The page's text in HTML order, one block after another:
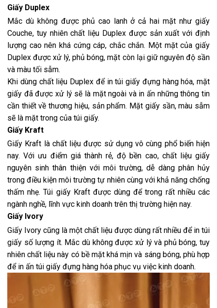
Giấy Duplex
Mắc dù không được phủ cao lanh ở cả hai mặt như giấy
Couche, tuy nhiên chất liệu Duplex được sản xuất với định
lượng cao nên khá cứng cáp, chắc chắn. Một mặt của giấy
Duplex được xử lý, phủ bóng, mặt còn lại giữ nguyên độ sần
và màu tối sẫm.
Khi dùng chất liệu Duplex để in túi giấy đựng hàng hóa, mặt
giấy đã được xử lý sẽ là mặt ngoài và in ấn những thông tin
cần thiết về thương hiệu, sản phẩm. Mặt giấy sần, màu sẫm
sẽ là mặt trong của túi giấy.
Giấy Kraft
Giấy Kraft là chất liệu được sử dụng vô cùng phổ biến hiện
nay. Với ưu điểm giá thành rẻ, độ bền cao, chất liệu giấy
nguyên sinh thân thiện với môi trường, dễ dàng phân hủy
trong điều kiện môi trường tự nhiên cùng với khả năng chống
thấm nhẹ. Túi giấy Kraft được dùng để trong rất nhiều các
ngành nghề, lĩnh vực kinh doanh trên thị trường hiện nay.
Giấy Ivory
Giấy Ivory cũng là một chất liệu được dùng rất nhiều để in túi
giấy số lượng ít. Mắc dù không được xử lý và phủ bóng, tuy
nhiên chất liệu này có bề mặt khá mịn và sáng bóng, phù hợp
để in ấn túi giấy đựng hàng hóa phục vụ việc kinh doanh.